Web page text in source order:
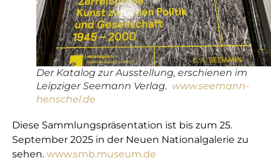
Der Katalog zur Ausstellung, erschienen im
Leipziger Seemann Verlag. www.seemann-
henschel.de
Diese Sammlungspräsentation ist bis zum 25.
September 2025 in der Neuen Nationalgalerie zu
sehen. www.smb.museum.de